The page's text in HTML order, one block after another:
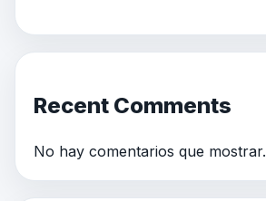
Recent Comments
No hay comentarios que mostrar.